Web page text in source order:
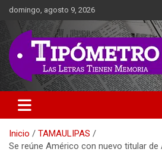
Saltar
contenido
domingo, agosto 9, 2026
Tipometro
Las Letras Tienen Memoria
Inicio
TAMAULIPAS
Se reúne Américo con nuevo titular de